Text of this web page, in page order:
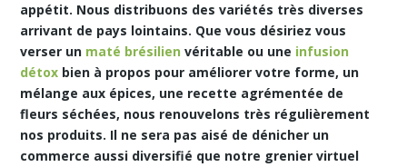
appétit. Nous distribuons des variétés très diverses
arrivant de pays lointains. Que vous désiriez vous
verser un maté brésilien véritable ou une infusion
détox bien à propos pour améliorer votre forme, un
mélange aux épices, une recette agrémentée de
fleurs séchées, nous renouvelons très régulièrement
nos produits. Il ne sera pas aisé de dénicher un
commerce aussi diversifié que notre grenier virtuel